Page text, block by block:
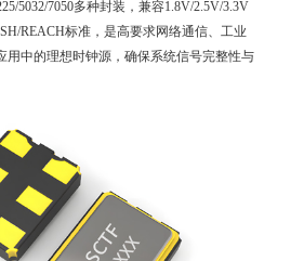
5032/7050多种封装，兼容1.8V/2.5V/3.3V
REACH标准，是高要求网络通信、工业
用中的理想时钟源，确保系统信号完整性与